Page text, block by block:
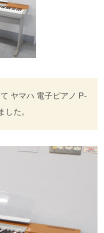
ヤマハ 電子ピアノ P-
した。